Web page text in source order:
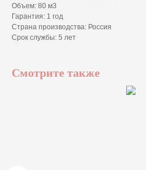
Объем: 80 м3
Гарантия: 1 год
Страна производства: Россия
Срок службы: 5 лет
Смотрите также